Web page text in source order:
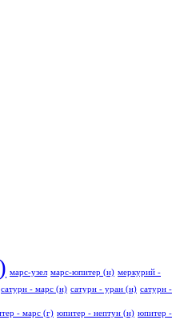
марс-узел марс-юпитер (н) меркурий -
сатурн - марс (н) сатурн - уран (н) сатурн -
- марс (г) юпитер - нептун (н) юпитер -